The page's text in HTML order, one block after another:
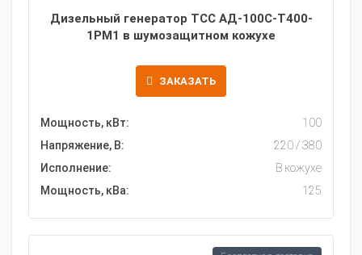
Дизельный генератор ТСС АД-100С-Т400-
1РМ1 в шумозащитном кожухе
ЗАКАЗАТЬ
Мощность, кВт:
100
Напряжение, В:
220 / 380
Исполнение:
В кожухе
Мощность, кВа:
125